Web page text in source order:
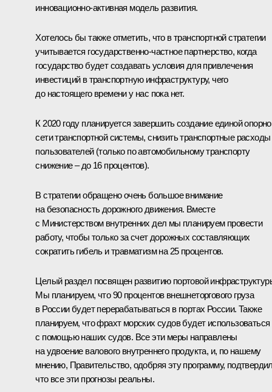
инновационно-активная модель развития.
Хотелось бы также отметить, что в транспортной стратегии
учитывается государственно-частное партнерство, когда
государство будет создавать условия для привлечения
инвестиций в транспортную инфраструктуру, чего
до настоящего времени у нас пока нет.
К 2020 году планируется завершить создание единой
сети транспортной системы, снизить транспортные расходы
пользователей (только по автомобильному транспорту
снижение – до 16 процентов).
В стратегии обращено очень большое внимание
на безопасность дорожного движения. Вместе
с Министерством внутренних дел мы планируем провести
работу, чтобы только за счет дорожных составляющих
сократить гибель и травматизм на 25 процентов.
Целый раздел посвящен развитию портовой
Мы планируем, что 90 процентов внешнеторгового груза
в России будет перерабатываться в портах России. Также
планируем, что фрахт морских судов будет использоваться
с помощью наших судов. Все эти меры направлены
на удвоение валового внутреннего продукта, и, по нашему
мнению, Правительство, одобряя эту программу,
что все эти прогнозы реальны.